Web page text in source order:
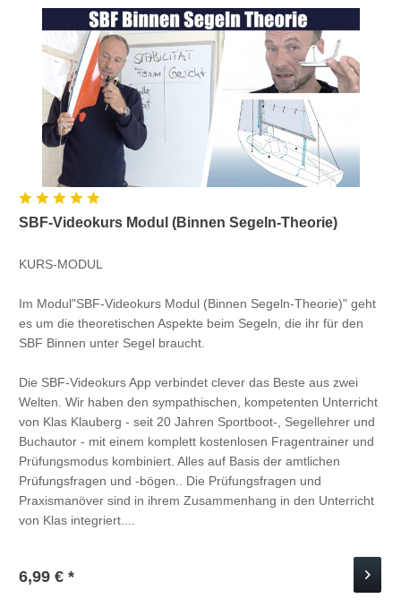
SBF-Videokurs Modul (Binnen Segeln-Theorie)
KURS-MODUL
Im Modul"SBF-Videokurs Modul (Binnen Segeln-Theorie)" geht
es um die theoretischen Aspekte beim Segeln, die ihr für den
SBF Binnen unter Segel braucht.
Die SBF-Videokurs App verbindet clever das Beste aus zwei
Welten. Wir haben den sympathischen, kompetenten Unterricht
von Klas Klauberg - seit 20 Jahren Sportboot-, Segellehrer und
Buchautor - mit einem komplett kostenlosen Fragentrainer und
Prüfungsmodus kombiniert. Alles auf Basis der amtlichen
Prüfungsfragen und -bögen.. Die Prüfungsfragen und
Praxismanöver sind in ihrem Zusammenhang in den Unterricht
von Klas integriert....
6,99 € *